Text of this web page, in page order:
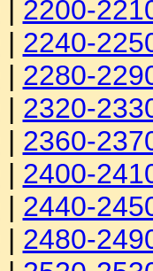
| 2200-
| 2240-
| 2280-
| 2320-
| 2360-
| 2400-
| 2440-
| 2480-